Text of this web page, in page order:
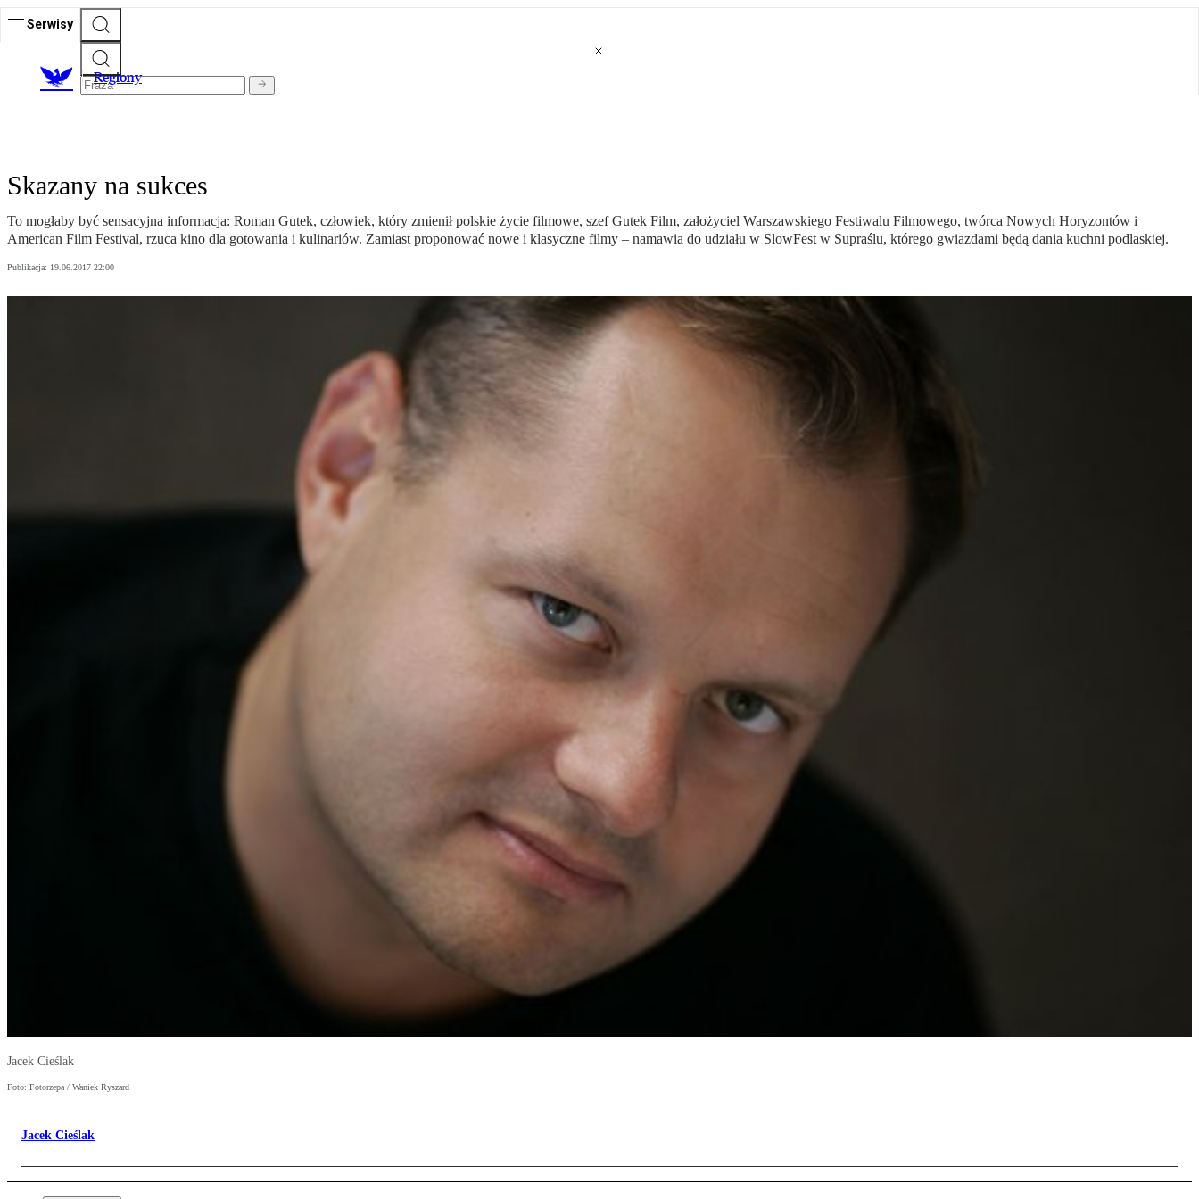
Serwisy
Regiony
Skazany na sukces
To mogłaby być sensacyjna informacja: Roman Gutek, człowiek, który zmienił polskie życie filmowe, szef Gutek Film, założyciel Warszawskiego Festiwalu Filmowego, twórca Nowych Horyzontów i
American Film Festival, rzuca kino dla gotowania i kulinariów. Zamiast proponować nowe i klasyczne filmy – namawia do udziału w SlowFest w Supraślu, którego gwiazdami będą dania kuchni podlaskiej.
Publikacja: 19.06.2017 22:00
Jacek Cieślak
Foto: Fotorzepa / Waniek Ryszard
Jacek Cieślak